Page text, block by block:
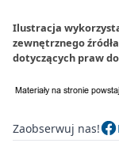
Ilustracja
zewnętrznego
dotyczących praw
Zaobserwuj nas!